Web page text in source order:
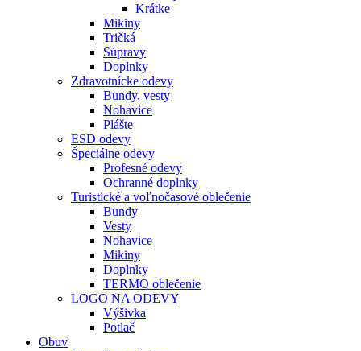
Krátke
Mikiny
Tričká
Súpravy
Doplnky
Zdravotnícke odevy
Bundy, vesty
Nohavice
Plášte
ESD odevy
Špeciálne odevy
Profesné odevy
Ochranné doplnky
Turistické a voľnočasové oblečenie
Bundy
Vesty
Nohavice
Mikiny
Doplnky
TERMO oblečenie
LOGO NA ODEVY
Výšivka
Potlač
Obuv